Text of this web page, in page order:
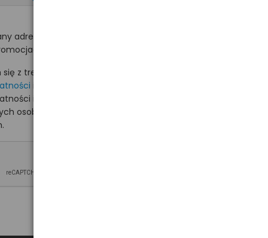
adres e-mail
na hurt.com.pl.
z treścią i akceptuję
i wyrażam zgodę
osobowych na